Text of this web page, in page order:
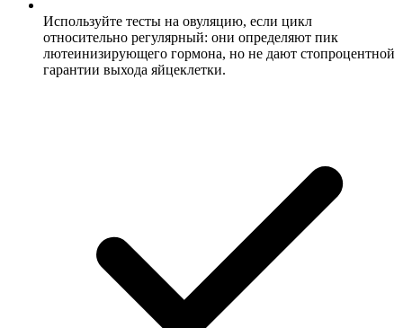
Используйте тесты на овуляцию, если цикл
относительно регулярный: они определяют пик
лютеинизирующего гормона, но не дают стопроцентной
гарантии выхода яйцеклетки.